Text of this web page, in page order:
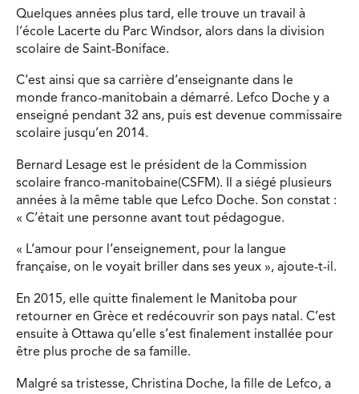
Quelques années plus tard, elle trouve un travail à
l’école Lacerte du Parc Windsor, alors dans la division
scolaire de Saint-Boniface.
C’est ainsi que sa carrière d’enseignante dans le
monde franco-manitobain a démarré. Lefco Doche y a
enseigné pendant 32 ans, puis est devenue commissaire
scolaire jusqu’en 2014.
Bernard Lesage est le président de la Commission
scolaire franco-manitobaine(CSFM). Il a siégé plusieurs
années à la même table que Lefco Doche. Son constat :
« C’était une personne avant tout pédagogue.
« L’amour pour l’enseignement, pour la langue
française, on le voyait briller dans ses yeux », ajoute-t-il.
En 2015, elle quitte finalement le Manitoba pour
retourner en Grèce et redécouvrir son pays natal. C’est
ensuite à Ottawa qu’elle s’est finalement installée pour
être plus proche de sa famille.
Malgré sa tristesse, Christina Doche, la fille de Lefco, a